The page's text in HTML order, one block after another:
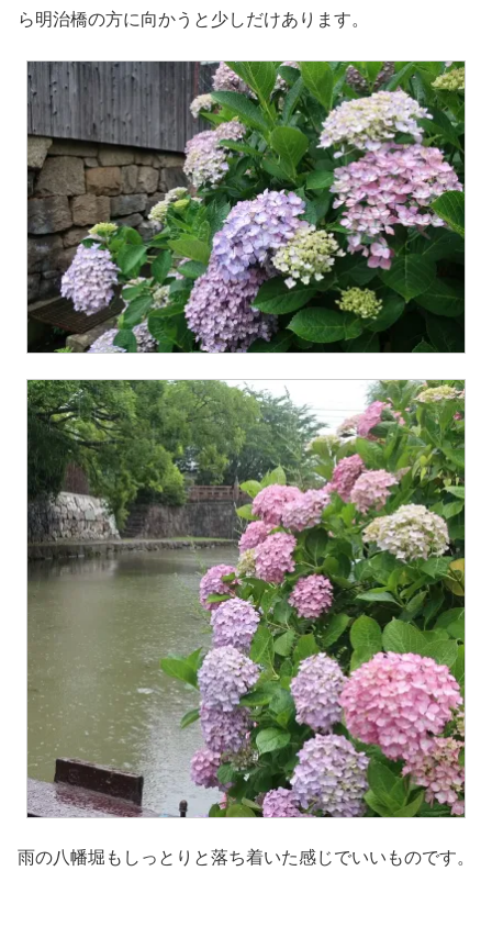
ら明治橋の方に向かうと少しだけあります。
雨の八幡堀もしっとりと落ち着いた感じでいいものです。